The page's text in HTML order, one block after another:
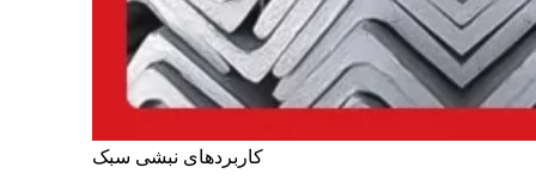
کاربردهای نبشی سبک